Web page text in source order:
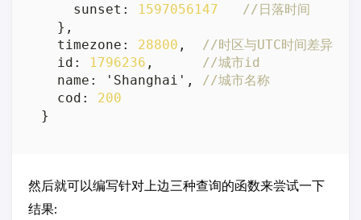
    sunset
: 1597056147
//日落时间
} ,
  timezone
: 28800 ,
//时区与UTC时间差异
  id
: 1796236 ,
//城市id
  name
: 'Shanghai' ,
//城市名称
  cod
:
200
}
然后就可以编写针对上边三种查询的函数来尝试一下
结果: